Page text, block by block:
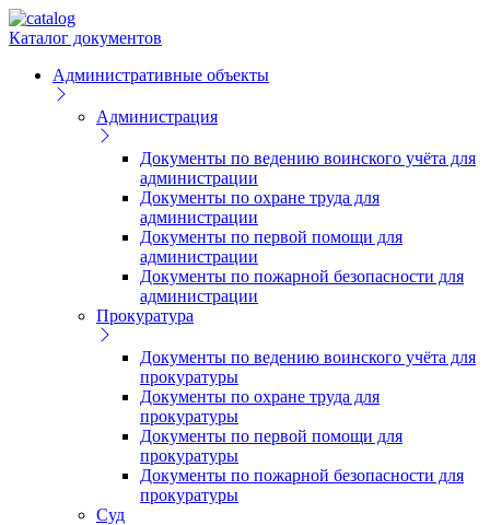
Каталог документов
Административные объекты
Администрация
Документы по ведению воинского учёта для
администрации
Документы по охране труда для
администрации
Документы по первой помощи для
администрации
Документы по пожарной безопасности для
администрации
Прокуратура
Документы по ведению воинского учёта для
прокуратуры
Документы по охране труда для
прокуратуры
Документы по первой помощи для
прокуратуры
Документы по пожарной безопасности для
прокуратуры
Суд